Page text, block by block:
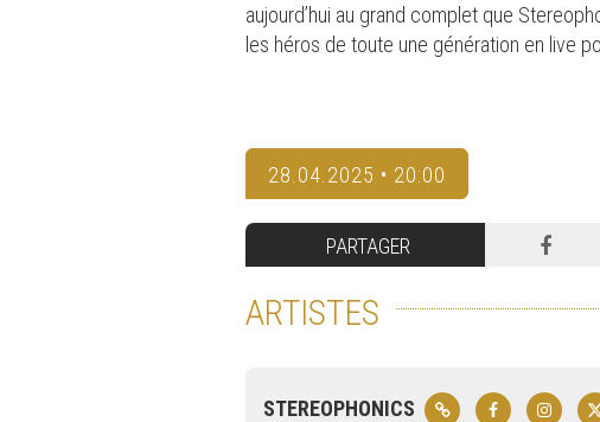
aujourd’hui au grand complet que
les héros de toute une génération en live
28.04.2025 • 20:00
PARTAGER
ARTISTES
STEREOPHONICS